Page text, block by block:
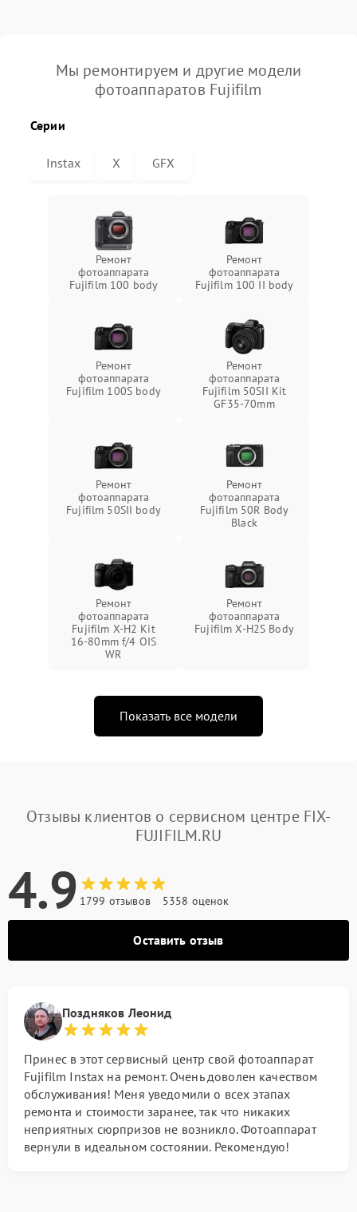
Мы ремонтируем и другие модели
фотоаппаратов Fujifilm
Серии
Instax X GFX
Ремонт
фотоаппарата
Fujifilm 100 body
Ремонт
фотоаппарата
Fujifilm 100 II body
Ремонт
фотоаппарата
Fujifilm 100S body
Ремонт
фотоаппарата
Fujifilm 50SII Kit
GF35-70mm
Ремонт
фотоаппарата
Fujifilm 50SII body
Ремонт
фотоаппарата
Fujifilm 50R Body
Black
Ремонт
фотоаппарата
Fujifilm X-H2 Kit
16-80mm f/4 OIS
WR
Ремонт
фотоаппарата
Fujifilm X-H2S Body
Показать все модели
Отзывы клиентов о сервисном центре FIX-
FUJIFILM.RU
4.9 1799 отзывов 5358 оценок
Оставить отзыв
Поздняков Леонид
Принес в этот сервисный центр свой фотоаппарат
Fujifilm Instax на ремонт. Очень доволен качеством
обслуживания! Меня уведомили о всех этапах
ремонта и стоимости заранее, так что никаких
неприятных сюрпризов не возникло. Фотоаппарат
вернули в идеальном состоянии. Рекомендую!